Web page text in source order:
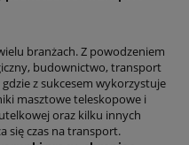
branżach. Z powodzeniem
budownictwo, transport
z sukcesem wykorzystuje
masztowe teleskopowe i
oraz kilku innych
się czas na transport.